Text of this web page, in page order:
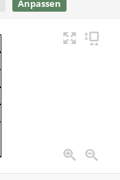
Anpassen